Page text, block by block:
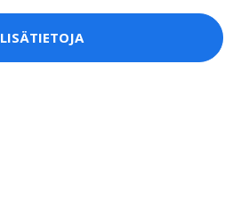
LISÄTIETOJA